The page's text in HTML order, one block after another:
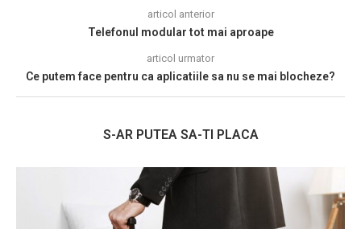
articol anterior
Telefonul modular tot mai aproape
articol urmator
Ce putem face pentru ca aplicatiile sa nu se mai blocheze?
S-AR PUTEA SA-TI PLACA